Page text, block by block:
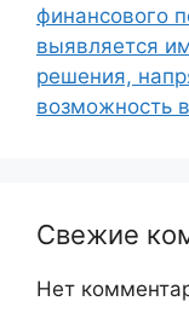
финансового
выявляется
решения,
возможность
Свежие
Нет